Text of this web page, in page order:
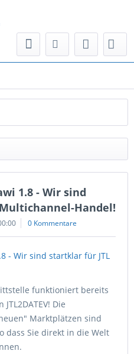
1.8 - Wir sind
Handel!
0 Kommentare
funktioniert bereits
Die
Marktplätzen sind
dass Sie direkt in die Welt